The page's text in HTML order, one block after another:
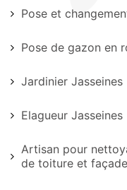
Pose et
Pose de gazon en
Jardinier Jasseines
Elagueur Jasseines
Artisan pour
de toiture et